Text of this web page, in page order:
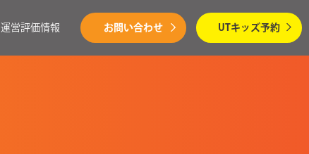
運営評価情報 お問い合わせ UTキッズ予約